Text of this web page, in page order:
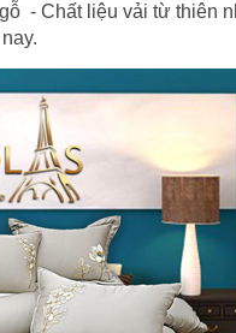
- Chất liệu vải từ thiên